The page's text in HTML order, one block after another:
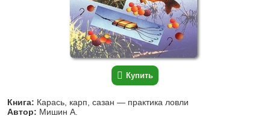
Купить
Книга: Карась, карп, сазан — практика ловли
Автор: Мишин А.